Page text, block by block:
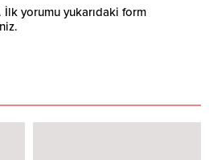
İlk yorumu yukarıdaki form